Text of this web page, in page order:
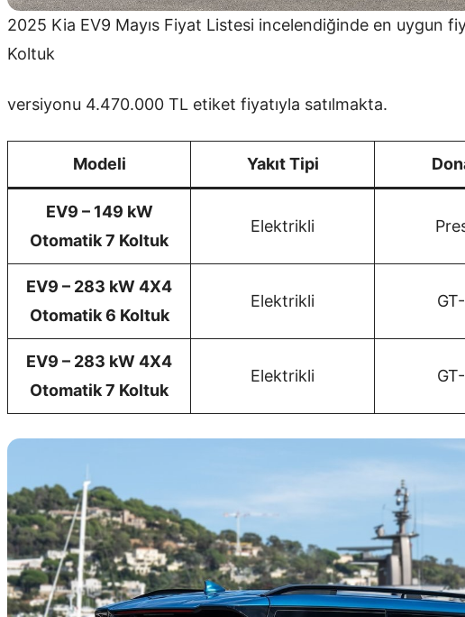
2025 Kia EV9 Mayıs Fiyat Listesi incelendiğinde en uygun
Koltuk
versiyonu 4.470.000 TL etiket fiyatıyla satılmakta.
Modeli Yakıt Tipi
EV9 – 149 kW
Otomatik 7 Koltuk
Elektrikli
EV9 – 283 kW 4X4
Otomatik 6 Koltuk
Elektrikli
EV9 – 283 kW 4X4
Otomatik 7 Koltuk
Elektrikli